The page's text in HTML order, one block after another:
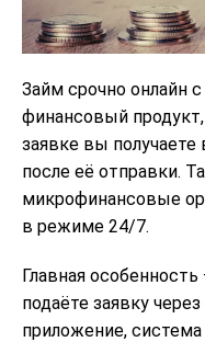
Займ срочно онлайн
финансовый
заявке вы получаете
после её отправки.
микрофинансовые
в режиме 24/7.
Главная особенность
подаёте заявку
приложение,